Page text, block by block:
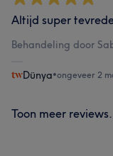
Altijd super
Behandeling door
Dünya•ongeveer 2
Toon meer